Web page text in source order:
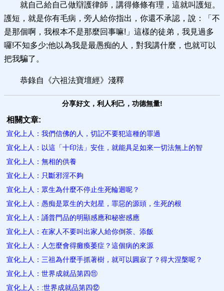
就自己給自己做辯護律師，講得條條有理，這就叫護短。
護短，就是你有毛病，旁人給你指出，你還不承認，說：「不
是那個啊，我根本不是那麼回事嘛!」這樣的徒弟，我見過多
囉!不知多少;他以為我是最愚痴的人，對我講什麼，也就可以
把我騙了。
恭錄自《六祖法寶壇經》淺釋
分享好文，利人利己，功德無量!
相關文章:
宣化上人：我們信佛的人，切記不要犯這種的罪過
宣化上人：以這「十印法」安住，就能具足如來一切法無上的智
宣化上人：無相的供養
宣化上人：只斷邪淫不夠
宣化上人：眾生為什麼不停止生死輪迴呢？
宣化上人：愚痴是眾生的大尅星，罪惡的源頭，生死的根
宣化上人：誦普門品的明顯感應和秘密感應
宣化上人：在家人不要叫出家人給你倒茶、添飯
宣化上人：人怎麼會得癱瘓萎症？這個病的來源
宣化上人：三祖為什麼手抓著樹，就可以圓寂了？得大涅槃呢？
宣化上人：世界成就品第四⑪
宣化上人：:世界成就品第四⑫